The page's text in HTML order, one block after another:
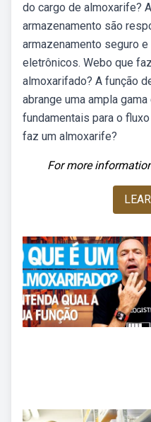
do cargo de almoxarife?
armazenamento são
armazenamento seguro
eletrônicos. Webo que
almoxarifado? A função
abrange uma ampla
fundamentais para o
faz um almoxarife?
For more